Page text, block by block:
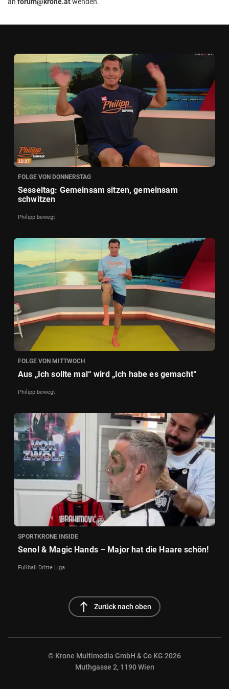
FOLGE VON DONNERSTAG
Sesseltag: Gemeinsam sitzen, gemeinsam
schwitzen
Philipp bewegt
FOLGE VON MITTWOCH
Aus „Ich sollte mal“ wird „Ich habe es gemacht“
Philipp bewegt
SPORTKRONE INSIDE
Senol & Magic Hands – Major hat die Haare schön!
Fußball Dritte Liga
north Zurück nach oben
© Krone Multimedia GmbH & Co KG 2026
Muthgasse 2, 1190 Wien